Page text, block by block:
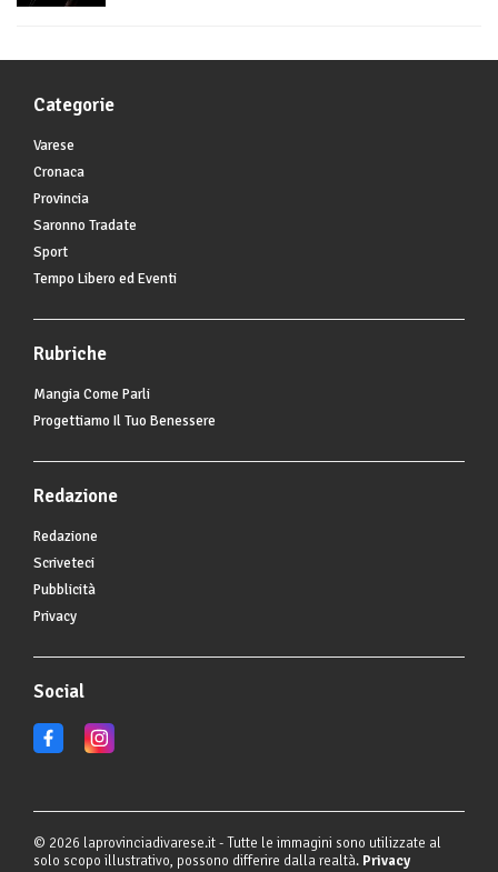
Categorie
Varese
Cronaca
Provincia
Saronno Tradate
Sport
Tempo Libero ed Eventi
Rubriche
Mangia Come Parli
Progettiamo Il Tuo Benessere
Redazione
Redazione
Scriveteci
Pubblicità
Privacy
Social
© 2026 laprovinciadivarese.it - Tutte le immagini sono utilizzate al
solo scopo illustrativo, possono differire dalla realtà. Privacy